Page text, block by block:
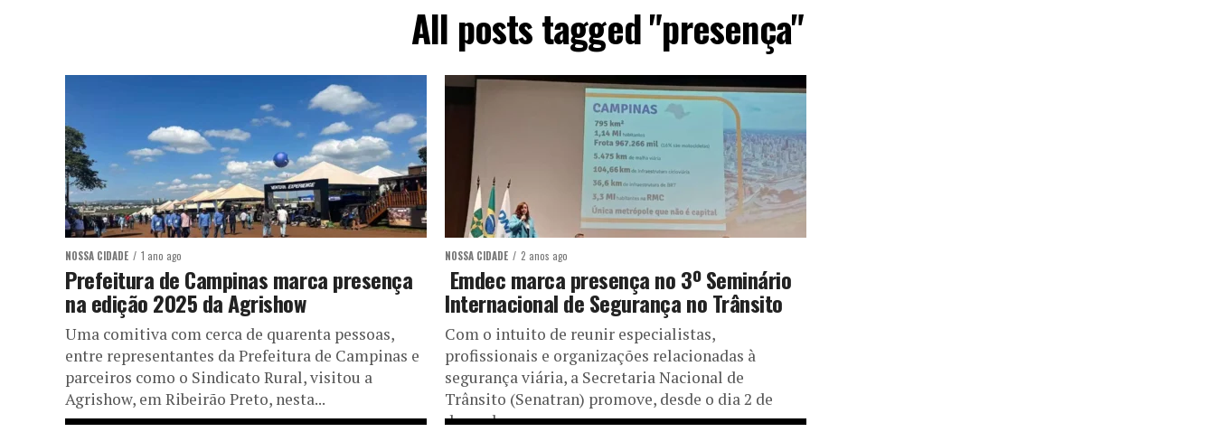
All posts tagged "presença"
NOSSA CIDADE 1 ano ago
Prefeitura de Campinas marca presença
na edição 2025 da Agrishow
Uma comitiva com cerca de quarenta pessoas,
entre representantes da Prefeitura de Campinas e
parceiros como o Sindicato Rural, visitou a
Agrishow, em Ribeirão Preto, nesta...
NOSSA CIDADE 2 anos ago
Emdec marca presença no 3º Seminário
Internacional de Segurança no Trânsito
Com o intuito de reunir especialistas,
profissionais e organizações relacionadas à
segurança viária, a Secretaria Nacional de
Trânsito (Senatran) promove, desde o dia 2 de
dezembro...